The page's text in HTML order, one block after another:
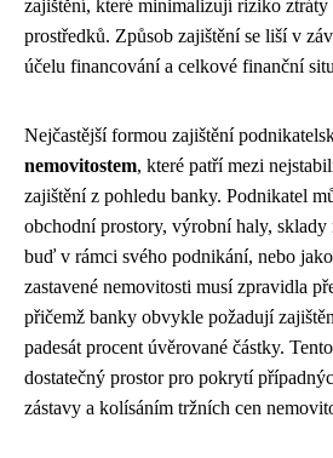
zajištění, které minimalizují riziko
prostředků. Způsob zajištění se liší v
účelu financování a celkové finanční
Nejčastější formou zajištění
nemovitostem, které patří mezi
zajištění z pohledu banky. Podnikatel
obchodní prostory, výrobní haly,
buď v rámci svého podnikání, nebo
zastavené nemovitosti musí zpravidla
přičemž banky obvykle požadují
padesát procent úvěrované částky.
dostatečný prostor pro pokrytí
zástavy a kolísáním tržních cen